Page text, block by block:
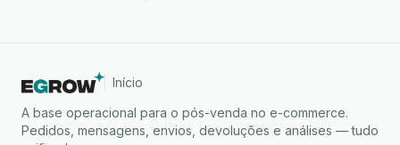
Início
A base operacional para o pós-venda no e-commerce.
Pedidos, mensagens, envios, devoluções e análises — tudo